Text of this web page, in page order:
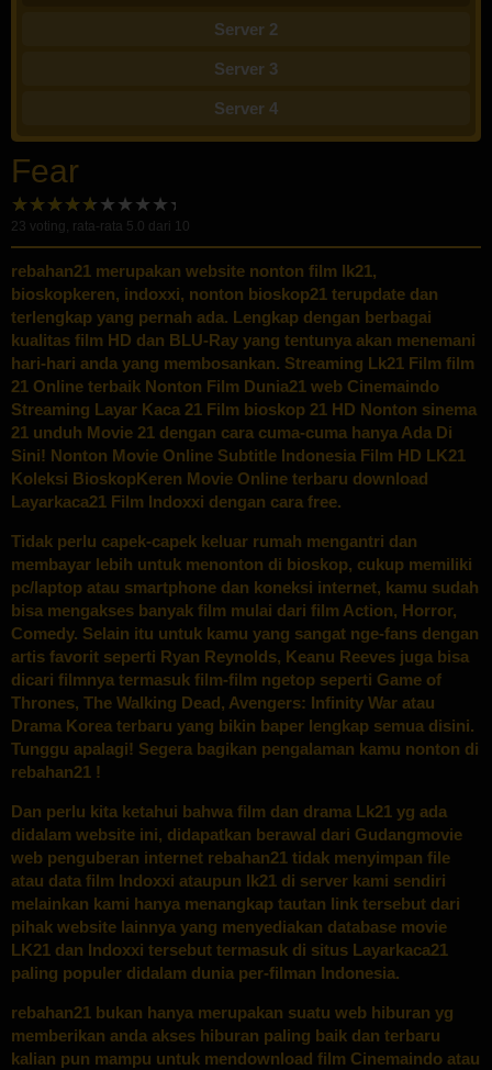
Server 2
Server 3
Server 4
Fear
23 voting, rata-rata 5.0 dari 10
rebahan21 merupakan website nonton film lk21,
bioskopkeren, indoxxi, nonton bioskop21 terupdate dan
terlengkap yang pernah ada. Lengkap dengan berbagai
kualitas film HD dan BLU-Ray yang tentunya akan menemani
hari-hari anda yang membosankan. Streaming Lk21 Film film
21 Online terbaik Nonton Film Dunia21 web Cinemaindo
Streaming Layar Kaca 21 Film bioskop 21 HD Nonton sinema
21 unduh Movie 21 dengan cara cuma-cuma hanya Ada Di
Sini! Nonton Movie Online Subtitle Indonesia Film HD LK21
Koleksi BioskopKeren Movie Online terbaru download
Layarkaca21 Film Indoxxi dengan cara free.
Tidak perlu capek-capek keluar rumah mengantri dan
membayar lebih untuk menonton di bioskop, cukup memiliki
pc/laptop atau smartphone dan koneksi internet, kamu sudah
bisa mengakses banyak film mulai dari film Action, Horror,
Comedy. Selain itu untuk kamu yang sangat nge-fans dengan
artis favorit seperti Ryan Reynolds, Keanu Reeves juga bisa
dicari filmnya termasuk film-film ngetop seperti Game of
Thrones, The Walking Dead, Avengers: Infinity War atau
Drama Korea terbaru yang bikin baper lengkap semua disini.
Tunggu apalagi! Segera bagikan pengalaman kamu nonton di
rebahan21 !
Dan perlu kita ketahui bahwa film dan drama Lk21 yg ada
didalam website ini, didapatkan berawal dari Gudangmovie
web penguberan internet rebahan21 tidak menyimpan file
atau data film Indoxxi ataupun lk21 di server kami sendiri
melainkan kami hanya menangkap tautan link tersebut dari
pihak website lainnya yang menyediakan database movie
LK21 dan Indoxxi tersebut termasuk di situs Layarkaca21
paling populer didalam dunia per-filman Indonesia.
rebahan21 bukan hanya merupakan suatu web hiburan yg
memberikan anda akses hiburan paling baik dan terbaru
kalian pun mampu untuk mendownload film Cinemaindo atau